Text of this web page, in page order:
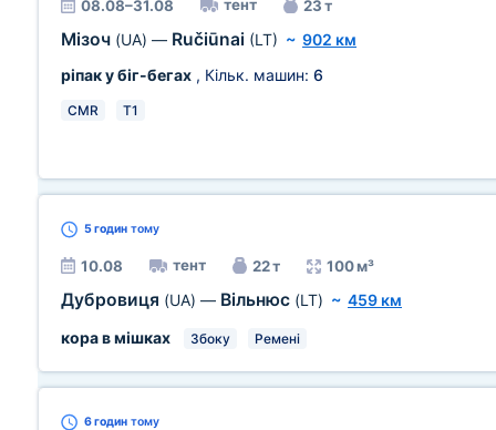
08.08–31.08 тент 23 т
Мізоч (UA) — Ručiūnai (LT) ~ 902 км
ріпак у біг-бегах , Кільк. машин: 6
CMR T1
5 годин тому
10.08 тент 22 т 100 м³
Дубровиця (UA) — Вільнюс (LT) ~ 459 км
кора в мішках
Збоку Ремені
6 годин тому